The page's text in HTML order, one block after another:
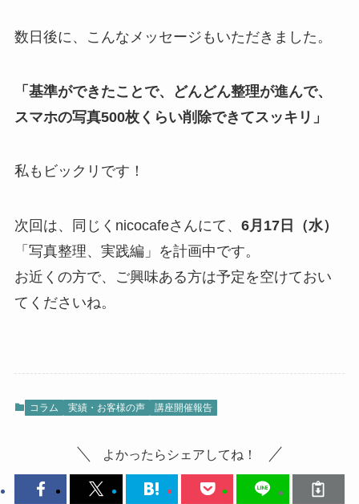
数日後に、こんなメッセージもいただきました。
「基準ができたことで、どんどん整理が進んで、
スマホの写真500枚くらい削除できてスッキリ」
私もビックリです！
次回は、同じくnicocafeさんにて、 6月17日（水）
「写真整理、実践編」を計画中です。
お近くの方で、ご興味ある方は予定を空けておい
てくださいね。
コラム 実績・お客様の声 講座開催報告
よかったらシェアしてね！